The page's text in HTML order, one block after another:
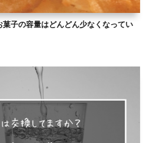
子の容量はどんどん少なくなってい